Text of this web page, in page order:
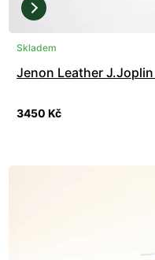
Skladem
Jenon Leather J.Joplin
3450 Kč